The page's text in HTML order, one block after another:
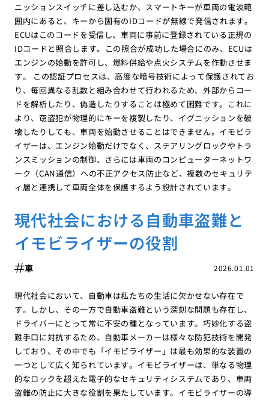
ニッションスイッチに差し込むか、スマートキーが車両の電波範
囲内にあると、キーから固有のIDコードが無線で発信されます。
ECUはこのコードを受信し、車両に事前に登録されている正規の
IDコードと照合します。この照合が成功した場合にのみ、ECUは
エンジンの始動を許可し、燃料供給や点火システムを作動させま
す。 この認証プロセスは、高度な暗号技術によって保護されてお
り、毎回異なる乱数と組み合わせて行われるため、外部からコー
ドを解析したり、偽造したりすることは極めて困難です。これに
より、窃盗犯が物理的にキーを複製したり、イグニッションを破
壊したりしても、車両を始動させることはできません。イモビラ
イザーは、エンジン始動だけでなく、ステアリングロックやトラ
ンスミッションの制御、さらには車両のコンピューターネットワ
ーク（CAN通信）への不正アクセス防止など、複数のセキュリテ
ィ層と連携して車両全体を保護するよう設計されています。
現代社会における自動車盗難と
イモビライザーの役割
2026.01.01
車
現代社会において、自動車は私たちの生活に欠かせない存在で
す。しかし、その一方で自動車盗難という深刻な問題も存在し、
ドライバーにとって常に不安の種となっています。巧妙化する盗
難手口に対抗するため、自動車メーカーは様々な防犯技術を開発
しており、その中でも「イモビライザー」は最も効果的な装置の
一つとして広く知られています。イモビライザーは、単なる物理
的なロックを超えた電子的なセキュリティシステムであり、車両
盗難の防止に大きな役割を果たしています。イモビライザーの導